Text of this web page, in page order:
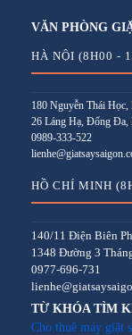
VĂN PHÒNG
HÀ NỘI (8H00 -
180 Nguyễn Thái
26 Láng Hạ, Đống Đa,
0989-333-522
HỒ CHÍ MINH
140/11 Điện Biên
1348 Đường 3
0977-696-731
TỪ KHÓA TÌM
Cho thuê máy giặt